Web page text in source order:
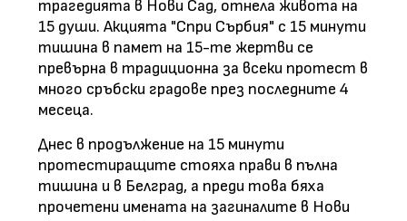
трагедията в Нови Сад, отнела живота на
15 души. Акцията "Спри Сърбия" с 15 минути
тишина в памет на 15-те жертви се
превърна в традиционна за всеки протест в
много сръбски градове през последните 4
месеца.
Днес в продължение на 15 минути
протестиращите стояха прави в пълна
тишина и в Белград, а преди това бяха
прочетени имената на загиналите в Нови